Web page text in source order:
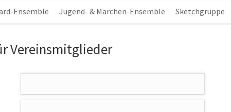
Ensemble Jugend- & Märchen-Ensemble Sketchgruppe
Vereinsmitglieder